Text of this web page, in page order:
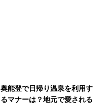
奥能登で日帰り温泉を利用す
るマナーは？地元で愛される